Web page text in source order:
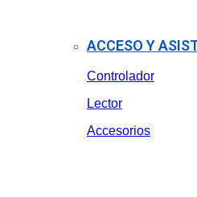
ACCESO Y
Controlador
Lector
Accesorios